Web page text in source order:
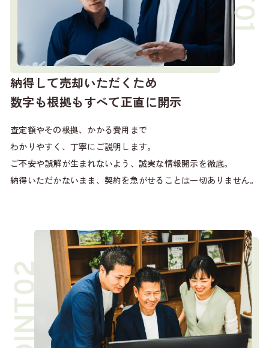
納得して売却いただくため
数字も根拠もすべて正直に開示
査定額やその根拠、かかる費用まで
わかりやすく、丁寧にご説明します。
ご不安や誤解が生まれないよう、誠実な情報開示を徹底。
納得いただかないまま、契約を急がせることは一切ありません。